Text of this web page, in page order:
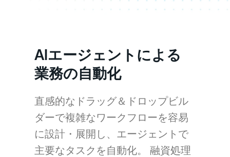
AIエージェントによる
業務の自動化
直感的なドラッグ＆ドロップビル
ダーで複雑なワークフローを容易
に設計・展開し、エージェントで
主要なタスクを自動化。 融資処理